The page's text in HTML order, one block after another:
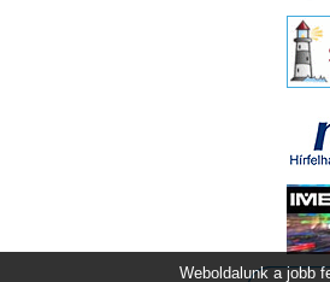
Weboldalunk a jobb